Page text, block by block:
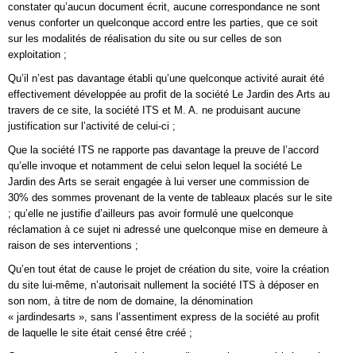
constater qu’aucun document écrit, aucune correspondance ne sont
venus conforter un quelconque accord entre les parties, que ce soit
sur les modalités de réalisation du site ou sur celles de son
exploitation ;
Qu’il n’est pas davantage établi qu’une quelconque activité aurait été
effectivement développée au profit de la société Le Jardin des Arts au
travers de ce site, la société ITS et M. A. ne produisant aucune
justification sur l’activité de celui-ci ;
Que la société ITS ne rapporte pas davantage la preuve de l’accord
qu’elle invoque et notamment de celui selon lequel la société Le
Jardin des Arts se serait engagée à lui verser une commission de
30% des sommes provenant de la vente de tableaux placés sur le site
; qu’elle ne justifie d’ailleurs pas avoir formulé une quelconque
réclamation à ce sujet ni adressé une quelconque mise en demeure à
raison de ses interventions ;
Qu’en tout état de cause le projet de création du site, voire la création
du site lui-même, n’autorisait nullement la société ITS à déposer en
son nom, à titre de nom de domaine, la dénomination
« jardindesarts », sans l’assentiment express de la société au profit
de laquelle le site était censé être créé ;